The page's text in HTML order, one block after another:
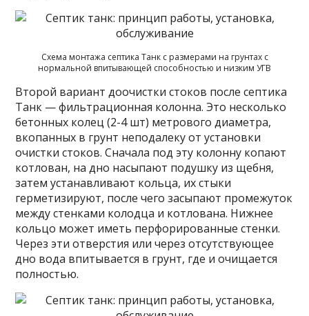
Схема монтажа септика Танк с размерами на грунтах с
нормальной впитывающей способностью и низким УГВ
Второй вариант доочистки стоков после септика
Танк — фильтрационная колонна. Это несколько
бетонных колец (2-4 шт) метрового диаметра,
вкопанных в грунт неподалеку от установки
очистки стоков. Сначала под эту колонну копают
котлован, на дно насыпают подушку из щебня,
затем устанавливают кольца, их стыки
герметизируют, после чего засыпают промежуток
между стенками колодца и котлована. Нижнее
кольцо может иметь перфорированные стенки.
Через эти отверстия или через отсутствующее
дно вода впитывается в грунт, где и очищается
полностью.